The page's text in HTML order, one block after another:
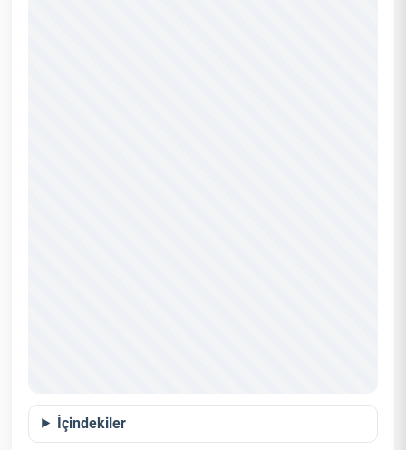
İçindekiler